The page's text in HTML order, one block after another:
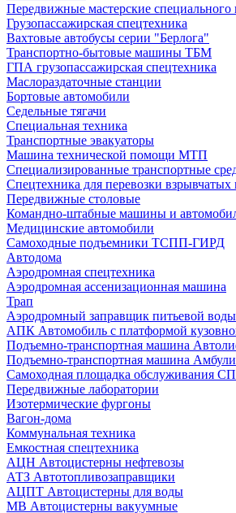
Передвижные мастерские специального
Грузопассажирская спецтехника
Вахтовые автобусы серии "Берлога"
Транспортно-бытовые машины ТБМ
ГПА грузопассажирская спецтехника
Маслораздаточные станции
Бортовые автомобили
Седельные тягачи
Специальная техника
Транспортные эвакуаторы
Машина технической помощи МТП
Специализированные транспортные
Спецтехника для перевозки взрывчатых
Передвижные столовые
Командно-штабные машины и
Медицинские автомобили
Самоходные подъемники ТСПП-ГИРД
Автодома
Аэродромная спецтехника
Аэродромная ассенизационная машина
Трап
Аэродромный заправщик питьевой воды
АПК Автомобиль с платформой
Подъемно-транспортная машина
Подъемно-транспортная машина
Самоходная площадка обслуживания
Передвижные лаборатории
Изотермические фургоны
Вагон-дома
Коммунальная техника
Емкостная спецтехника
АЦН Автоцистерны нефтевозы
АТЗ Автотопливозаправщики
АЦПТ Автоцистерны для воды
МВ Автоцистерны вакуумные